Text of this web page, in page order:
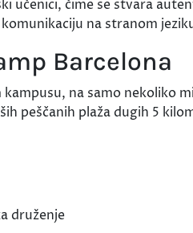
učenici, čime se stvara
na stranom
Barcelona
na samo nekoliko
peščanih plaža dugih 5
druženje